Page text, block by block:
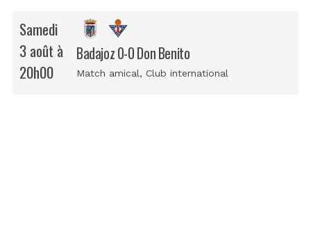
Samedi
3 août à
20h00
Badajoz 0-0 Don Benito
Match amical, Club international